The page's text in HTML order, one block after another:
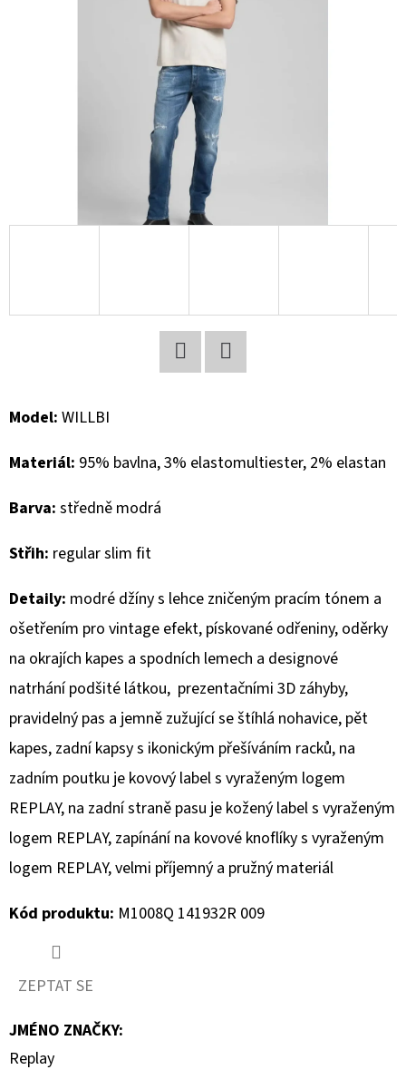
Model: WILLBI
Materiál: 95% bavlna, 3% elastomultiester, 2% elastan
Barva: středně modrá
Střih: regular slim fit
Detaily: modré džíny s lehce zničeným pracím tónem a
ošetřením pro vintage efekt, pískované odřeniny, oděrky
na okrajích kapes a spodních lemech a designové
natrhání podšité látkou, prezentačními 3D záhyby,
pravidelný pas a jemně zužující se štíhlá nohavice, pět
kapes, zadní kapsy s ikonickým přešíváním racků, na
zadním poutku je kovový label s vyraženým logem
REPLAY, na zadní straně pasu je kožený label s vyraženým
logem REPLAY, zapínání na kovové knoflíky s vyraženým
logem REPLAY, velmi příjemný a pružný materiál
Kód produktu: M1008Q 141932R 009
ZEPTAT SE
JMÉNO ZNAČKY:
Replay
T
HLEDAT
O
P
O
R
U
Č
U
J
E
M
E
MUSTANG
PÁSEK
890
Kč